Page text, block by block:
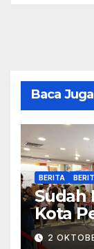
Baca Juga
BERITA
Sudah
Kota
2